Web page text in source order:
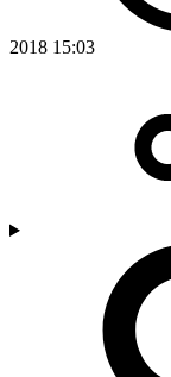
2018 15:03